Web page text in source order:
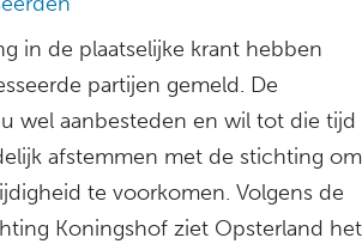
in de plaatselijke krant hebben
partijen gemeld. De
wel aanbesteden en wil tot die tijd
afstemmen met de stichting om
te voorkomen. Volgens de
Koningshof ziet Opsterland het